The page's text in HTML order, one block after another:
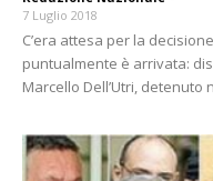
7 Luglio 2018
C’era attesa per la
puntualmente è arrivata:
Marcello Dell’Utri, detenuto